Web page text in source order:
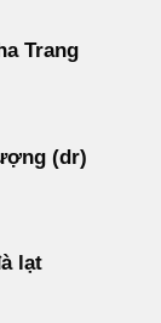
Trang
(dr)
lạt